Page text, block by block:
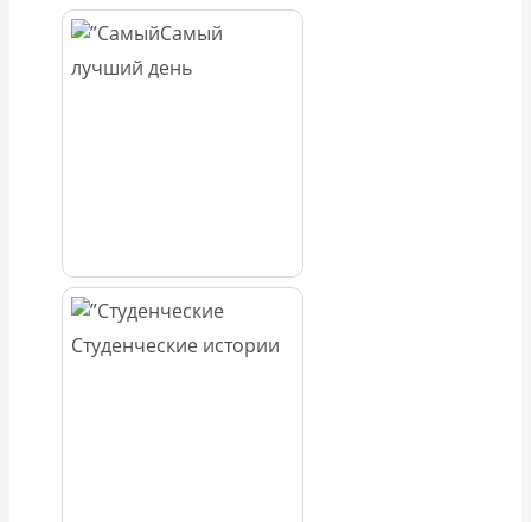
Самый
лучший день
Студенческие истории